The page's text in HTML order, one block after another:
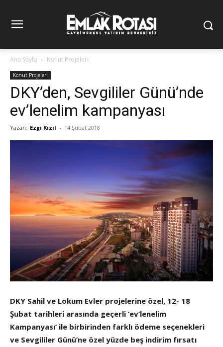
Ana Sayfa Konut Projeleri
Konut Projeleri
DKY’den, Sevgililer Günü’nde
ev’lenelim kampanyası
Yazan: Ezgi Kızıl - 14 Şubat 2018
DKY Sahil ve Lokum Evler projelerine özel, 12- 18
Şubat tarihleri arasında geçerli ‘ev’lenelim
Kampanyası’ ile birbirinden farklı ödeme seçenekleri
ve Sevgililer Günü’ne özel yüzde beş indirim fırsatı